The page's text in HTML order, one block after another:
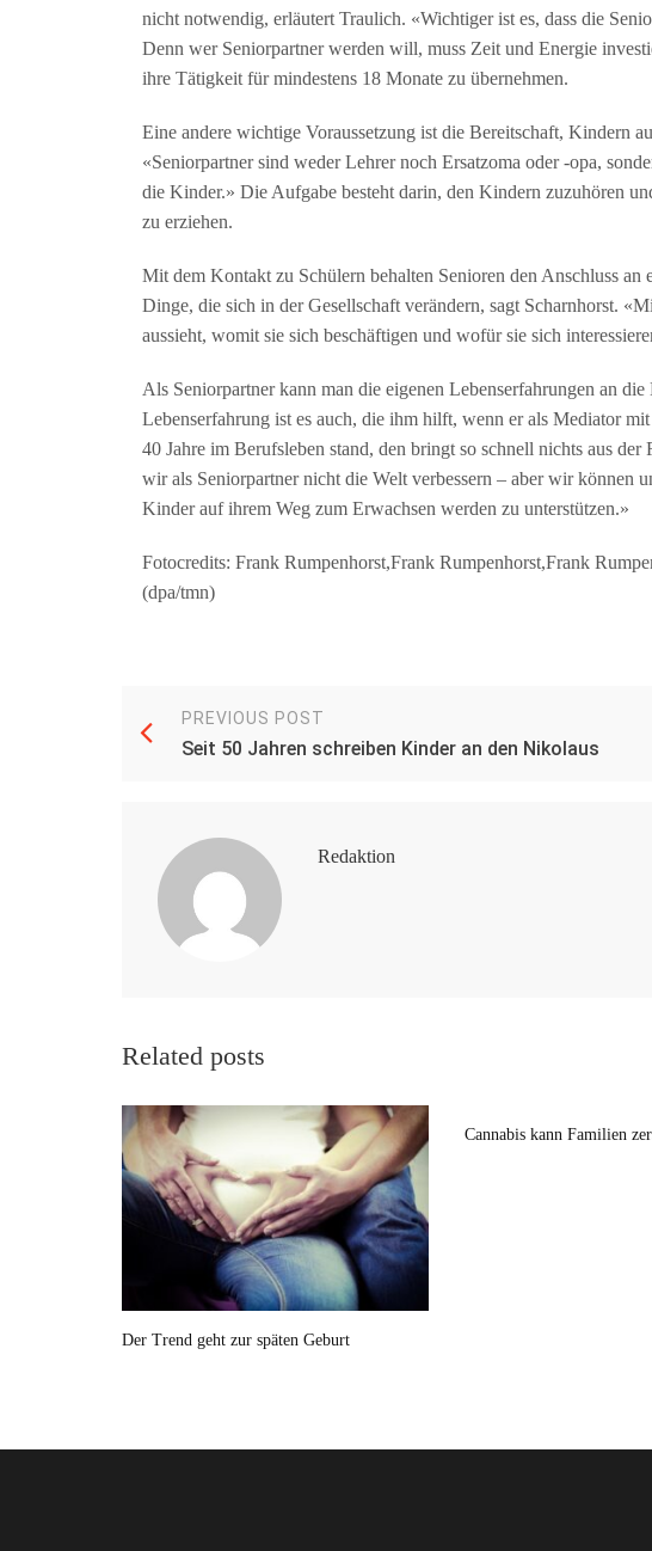
nicht notwendig, erläutert Traulich. «Wichtiger ist es, dass die
Denn wer Seniorpartner werden will, muss Zeit und Energie
ihre Tätigkeit für mindestens 18 Monate zu übernehmen.
Eine andere wichtige Voraussetzung ist die Bereitschaft, Kindern
«Seniorpartner sind weder Lehrer noch Ersatzoma oder -opa,
die Kinder.» Die Aufgabe besteht darin, den Kindern zuzuhören
zu erziehen.
Mit dem Kontakt zu Schülern behalten Senioren den Anschluss an
Dinge, die sich in der Gesellschaft verändern, sagt Scharnhorst.
aussieht, womit sie sich beschäftigen und wofür sie sich
Als Seniorpartner kann man die eigenen Lebenserfahrungen an
Lebenserfahrung ist es auch, die ihm hilft, wenn er als Mediator
40 Jahre im Berufsleben stand, den bringt so schnell nichts aus
wir als Seniorpartner nicht die Welt verbessern – aber wir können
Kinder auf ihrem Weg zum Erwachsen werden zu unterstützen.»
Fotocredits: Frank Rumpenhorst,Frank Rumpenhorst,Frank
(dpa/tmn)
PREVIOUS POST
Seit 50 Jahren schreiben Kinder an den Nikolaus
Redaktion
Related posts
Der Trend geht zur späten Geburt
Cannabis kann Familien